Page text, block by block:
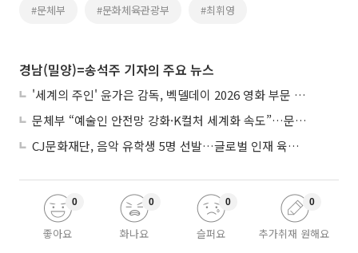
#문체부 #문화체육관광부 #최휘영
경남(밀양)=송석주 기자의 주요 뉴스
'세계의 주인' 윤가은 감독, 벡델데이 2026 영화 부문 벡델리안 감독 선정
문체부 “예술인 안전망 강화·K컬처 세계화 속도”…문화강국 청사진 제시
CJ문화재단, 음악 유학생 5명 선발…글로벌 인재 육성 지원
좋아요
0
화나요
0
슬퍼요
0
추가취재 원해요
0